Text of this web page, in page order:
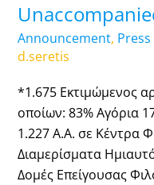
Announcement,
d.seretis
*1.675 Εκτιμώμενος
οποίων: 83% Αγόρια
1.227 Α.Α. σε Κέντρα
Διαμερίσματα
Δομές Επείγουσας